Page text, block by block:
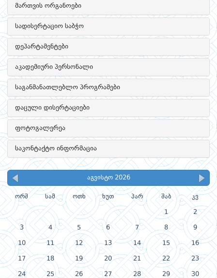
მართვის ორგანოები
სადისერტაციო საბჭო
დეპარტამენტები
აკადემიური პერსონალი
საგანმანათლებლო პროგრამები
დაცული დისერტაციები
ფოტოგალერეა
საკონტაქტო ინფორმაცია
აგვისტო 2026
ორშ სამ ოთხ ხუთ პარ შაბ კვ
1 2
3 4 5 6 7 8 9
10 11 12 13 14 15 16
17 18 19 20 21 22 23
24 25 26 27 28 29 30